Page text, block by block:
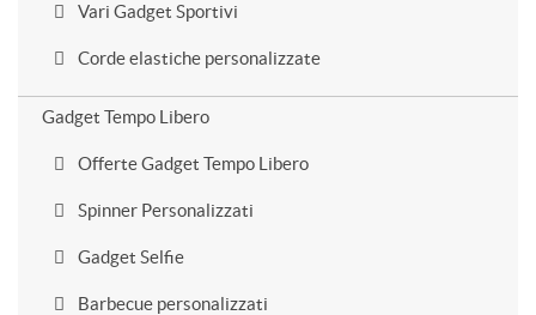
Vari Gadget Sportivi
Corde elastiche personalizzate
Gadget Tempo Libero
Offerte Gadget Tempo Libero
Spinner Personalizzati
Gadget Selfie
Barbecue personalizzati